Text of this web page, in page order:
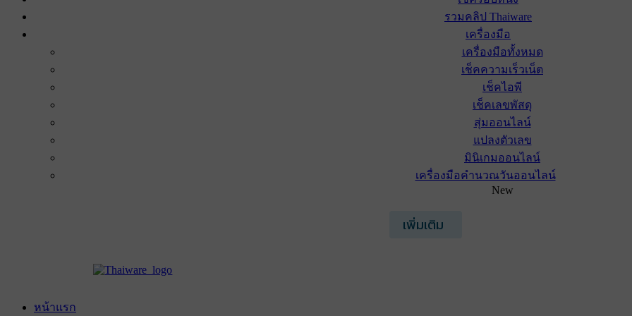
รวมคลิป Thaiware
เครื่องมือ
เครื่องมือทั้งหมด
เช็คความเร็วเน็ต
เช็คไอพี
เช็คเลขพัสดุ
สุ่มออนไลน์
แปลงตัวเลข
มินิเกมออนไลน์
เครื่องมือคำนวณวันออนไลน์
New
เพิ่มเติม
หน้าแรก